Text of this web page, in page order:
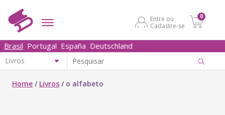
Entre ou
Cadastre-se
0
Brasil Portugal España Deutschland
Home / Livros / o alfabeto